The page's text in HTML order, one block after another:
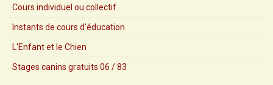
Cours individuel ou collectif
Instants de cours d'éducation
L'Enfant et le Chien
Stages canins gratuits 06 / 83